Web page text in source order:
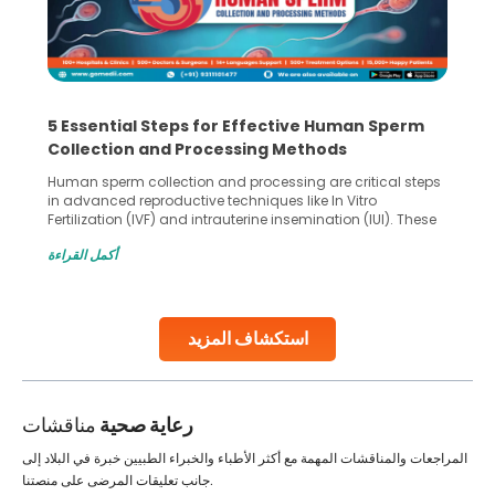
استكشاف المزيد
5 Essential Steps for Effective Human Sperm
Collection and Processing Methods
Human sperm collection and processing are critical steps
in advanced reproductive techniques like In Vitro
Fertilization (IVF) and intrauterine insemination (IUI). These
challenges and help couples achieve their dream of
collected, they process the
أكمل القراءة
رعاية صحية مناقشات
المراجعات والمناقشات المهمة مع أكثر الأطباء والخبراء الطبيين خبرة في البلاد إلى
جانب تعليقات المرضى على منصتنا.